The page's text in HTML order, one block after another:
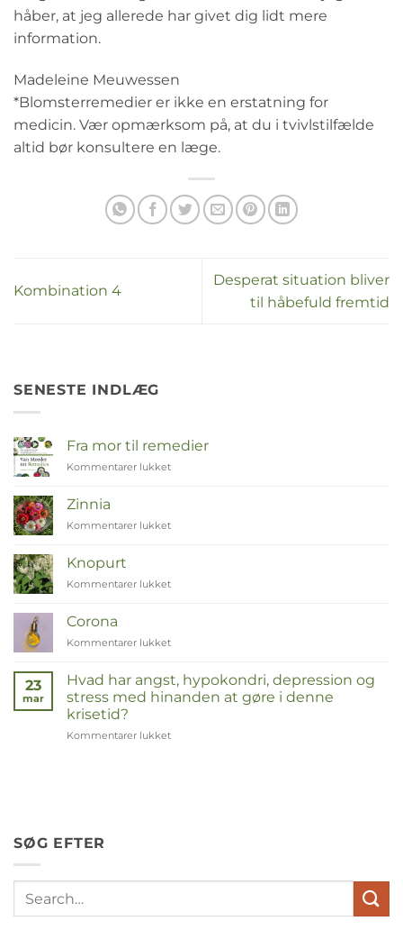
håber, at jeg allerede har givet dig lidt mere
information.
Madeleine Meuwessen
*Blomsterremedier er ikke en erstatning for
medicin. Vær opmærksom på, at du i tvivlstilfælde
altid bør konsultere en læge.
Kombination 4
Desperat situation bliver
til håbefuld fremtid
SENESTE INDLÆG
Fra mor til remedier
Kommentarer lukket
Zinnia
Kommentarer lukket
Knopurt
Kommentarer lukket
Corona
Kommentarer lukket
23
mar
Hvad har angst, hypokondri, depression og
stress med hinanden at gøre i denne
krisetid?
Kommentarer lukket
in
SØG EFTER